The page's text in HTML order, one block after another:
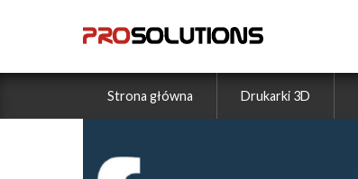
Strona główna Drukarki 3D